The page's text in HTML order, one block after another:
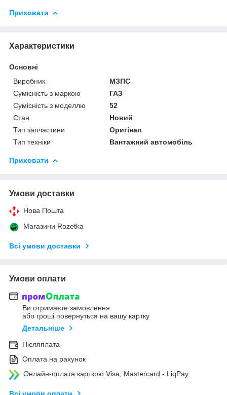
Приховати
Характеристики
Основні
Виробник
МЗПС
Сумісність з маркою
ГАЗ
Сумісність з моделлю
52
Стан
Новий
Тип запчастини
Оригінал
Тип техніки
Вантажний автомобіль
Приховати
Умови доставки
Нова Пошта
Магазини Rozetka
Всі умови доставки
Умови оплати
Ви отримаєте замовлення
або гроші повернуться на вашу картку
Детальніше
Післяплата
Оплата на рахунок
Онлайн-оплата карткою Visa, Mastercard - LiqPay